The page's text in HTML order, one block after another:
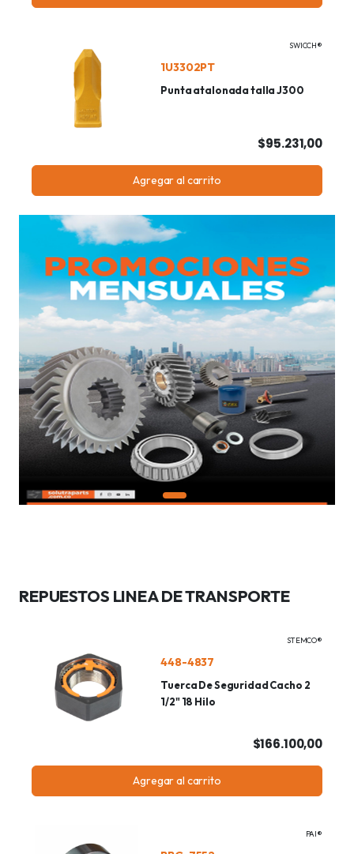
SWICCH®
1U3302PT
Punta atalonada talla J300
$95.231,00
Agregar al carrito
REPUESTOS LINEA DE TRANSPORTE
STEMCO®
448-4837
Tuerca De Seguridad Cacho 2
1/2" 18 Hilo
$166.100,00
Agregar al carrito
PAI®